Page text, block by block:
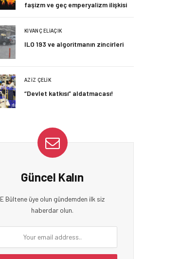
faşizm ve geç emperyalizm ilişkisi
KIVANÇ ELIAÇIK
ILO 193 ve algoritmanın zincirleri
AZIZ ÇELIK
“Devlet katkısı” aldatmacası!
Güncel Kalın
E Bültene üye olun gündemden ilk siz
haberdar olun.